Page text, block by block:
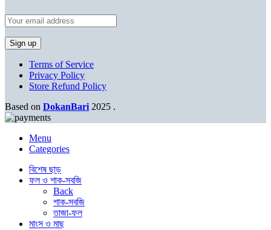
Terms of Service
Privacy Policy
Store Refund Policy
Based on DokanBari 2025 .
Menu
Categories
বিশেষ ছাড়
ফল ও শাক-সবজি
Back
শাক-সবজি
তাজা-ফল
মাংস ও মাছ